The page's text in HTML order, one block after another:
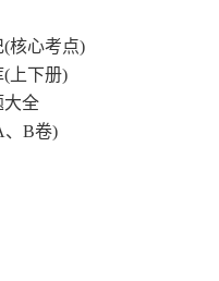
核心考点)
(上下册)
大全
、B卷)